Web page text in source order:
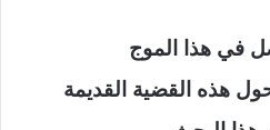
في هذا الموج
هذه القضية القديمة